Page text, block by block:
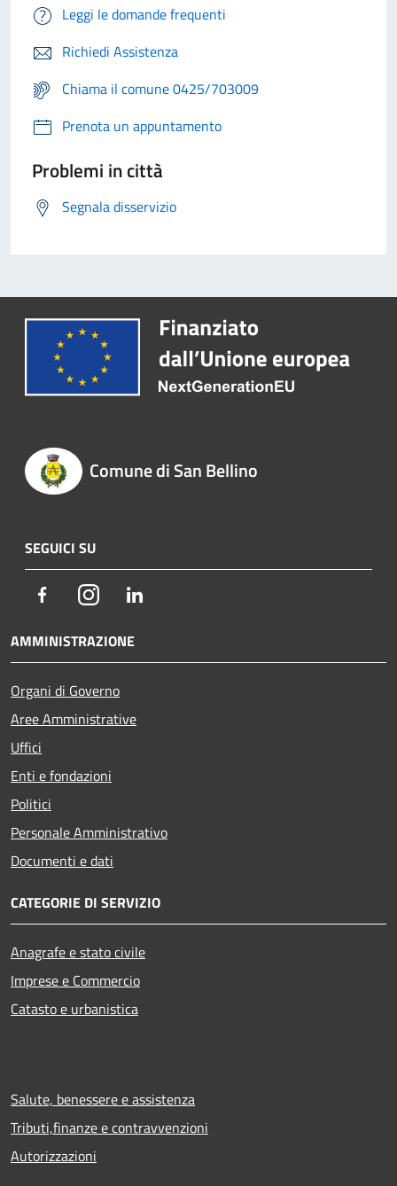
Leggi le domande frequenti
Richiedi Assistenza
Chiama il comune 0425/703009
Prenota un appuntamento
Problemi in città
Segnala disservizio
Comune di San Bellino
SEGUICI SU
FacebookInstagram
AMMINISTRAZIONE
Organi di Governo
Aree Amministrative
Uffici
Enti e fondazioni
Politici
Personale Amministrativo
Documenti e dati
CATEGORIE DI SERVIZIO
Anagrafe e stato civile
Imprese e Commercio
Catasto e urbanistica
Salute, benessere e assistenza
Tributi,finanze e contravvenzioni
Autorizzazioni